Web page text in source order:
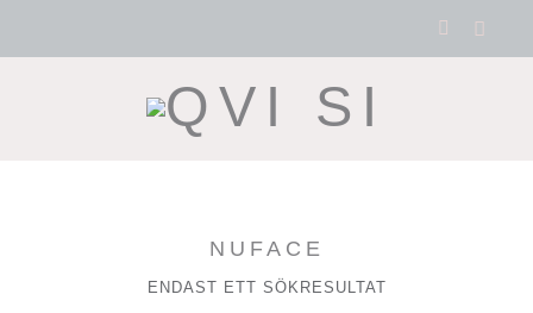
NUFACE
ENDAST ETT SÖKRESULTAT